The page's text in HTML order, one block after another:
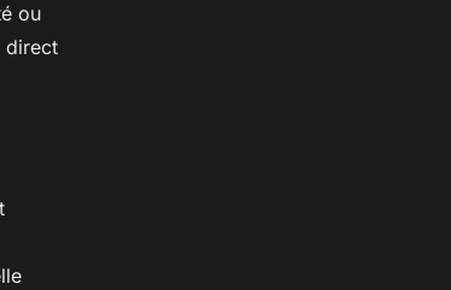
ou
direct